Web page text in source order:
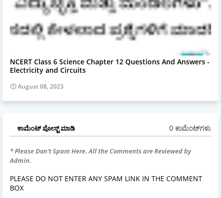
NCERT Class 6 Science Chapter 12 Questions And Answers -
Electricity and Circuits
August 08, 2023
ಕಾಮೆಂಟ್‌‌ ಪೋಸ್ಟ್‌ ಮಾಡಿ 0 ಕಾಮೆಂಟ್‌ಗಳು
* Please Don't Spam Here. All the Comments are Reviewed by
Admin.
PLEASE DO NOT ENTER ANY SPAM LINK IN THE COMMENT
BOX